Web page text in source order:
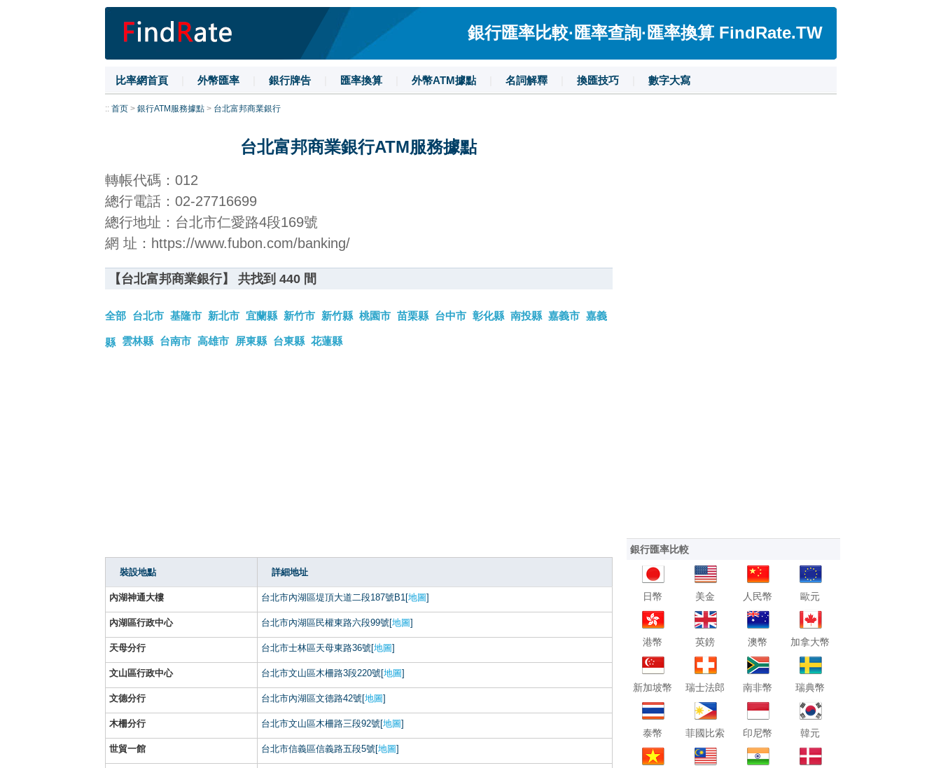
銀行匯率比較·匯率查詢·匯率換算 FindRate.TW
比率網首頁 外幣匯率 銀行牌告 匯率換算 外幣ATM據點 名詞解釋 換匯技巧 數字大寫
:: 首页> 銀行ATM服務據點> 台北富邦商業銀行
台北富邦商業銀行ATM服務據點
轉帳代碼：012
總行電話：02-27716699
總行地址：台北市仁愛路4段169號
網 址：https://www.fubon.com/banking/
【台北富邦商業銀行】 共找到 440 間
全部 台北市 基隆市 新北市 宜蘭縣 新竹市 新竹縣 桃園市 苗栗縣 台中市 彰化縣 南投縣 嘉義市 嘉義
縣 雲林縣 台南市 高雄市 屏東縣 台東縣 花蓮縣
裝設地點 詳細地址
內湖神通大樓 台北市內湖區堤頂大道二段187號B1[地圖]
內湖區行政中心 台北市內湖區民權東路六段99號[地圖]
天母分行 台北市士林區天母東路36號[地圖]
文山區行政中心 台北市文山區木柵路3段220號[地圖]
文德分行 台北市內湖區文德路42號[地圖]
木柵分行 台北市文山區木柵路三段92號[地圖]
世貿一館 台北市信義區信義路五段5號[地圖]
銀行匯率比較
日幣 美金 人民幣 歐元
港幣 英鎊 澳幣 加拿大幣
新加坡幣 瑞士法郎 南非幣 瑞典幣
泰幣 菲國比索 印尼幣 韓元